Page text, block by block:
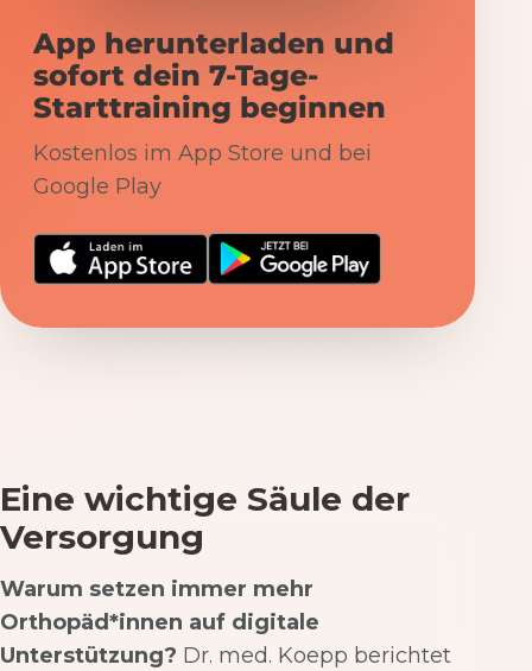
App herunterladen und
sofort dein 7-Tage-
Starttraining beginnen
Kostenlos im App Store und bei
Google Play
Eine wichtige Säule der
Versorgung
Warum setzen immer mehr
Orthopäd*innen auf digitale
Unterstützung? Dr. med. Koepp berichtet